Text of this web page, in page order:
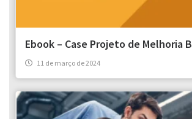
Ebook – Case Projeto de Melhoria
11 de março de 2024